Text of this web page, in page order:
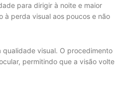
para dirigir à noite e maior
à perda visual aos poucos e não
visual. O procedimento
permitindo que a visão volte